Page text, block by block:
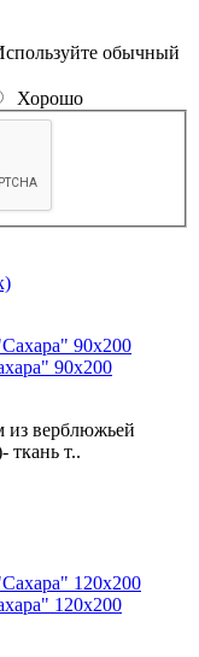
обычный
Хорошо
90х200
из верблюжьей
ткань т..
120х200